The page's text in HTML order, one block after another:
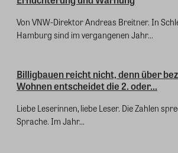
Von VNW-Direktor Andreas Breitner. In
Hamburg sind im vergangenen Jahr...
Billigbauen reicht nicht, denn über
Wohnen entscheidet die 2. oder...
Liebe Leserinnen, liebe Leser. Die Zahlen
Sprache. Im Jahr...